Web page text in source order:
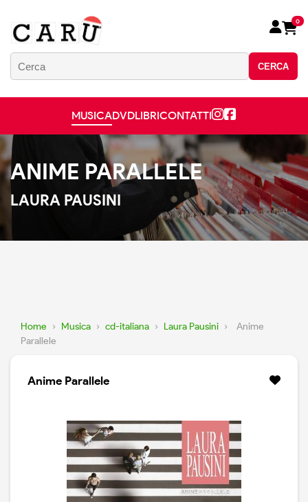
CERCA
0
MUSICADVDLIBRICONTATTI
ANIME PARALLELE
LAURA PAUSINI
Home › Musica › cd-italiana › Laura Pausini ›
Anime
Parallele
Anime Parallele